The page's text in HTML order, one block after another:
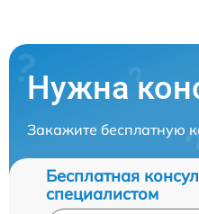
Нужна
Закажите бесплатную
Бесплатная
специалистом